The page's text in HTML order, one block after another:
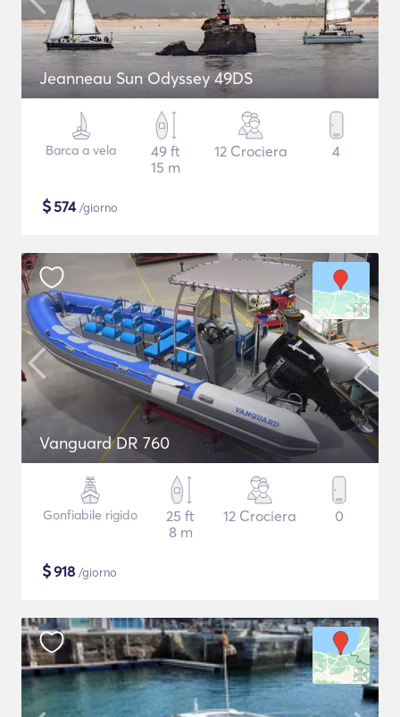
Jeanneau Sun Odyssey 49DS
Barca a vela
49 ft
15 m
12 Crociera 4
$574/giorno
Vanguard DR 760
Gonfiabile rigido
25 ft
8 m
12 Crociera 0
$918 /giorno